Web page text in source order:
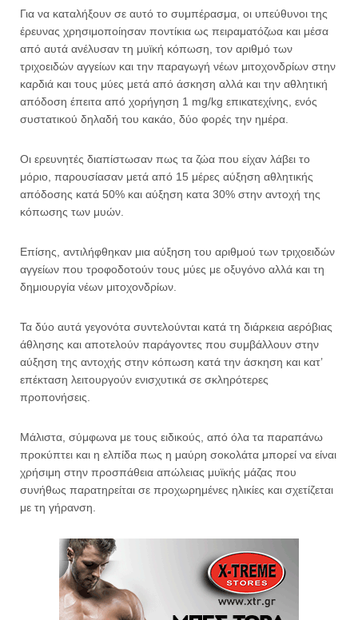
Για να καταλήξουν σε αυτό το συμπέρασμα, οι υπεύθυνοι της
έρευνας χρησιμοποίησαν ποντίκια ως πειραματόζωα και μέσα
από αυτά ανέλυσαν τη μυϊκή κόπωση, τον αριθμό των
τριχοειδών αγγείων και την παραγωγή νέων μιτοχονδρίων στην
καρδιά και τους μύες μετά από άσκηση αλλά και την αθλητική
απόδοση έπειτα από χορήγηση 1 mg/kg επικατεχίνης, ενός
συστατικού δηλαδή του κακάο, δύο φορές την ημέρα.
Οι ερευνητές διαπίστωσαν πως τα ζώα που είχαν λάβει το
μόριο, παρουσίασαν μετά από 15 μέρες αύξηση αθλητικής
απόδοσης κατά 50% και αύξηση κατα 30% στην αντοχή της
κόπωσης των μυών.
Επίσης, αντιλήφθηκαν μια αύξηση του αριθμού των τριχοειδών
αγγείων που τροφοδοτούν τους μύες με οξυγόνο αλλά και τη
δημιουργία νέων μιτοχονδρίων.
Τα δύο αυτά γεγονότα συντελούνται κατά τη διάρκεια αερόβιας
άθλησης και αποτελούν παράγοντες που συμβάλλουν στην
αύξηση της αντοχής στην κόπωση κατά την άσκηση και κατ’
επέκταση λειτουργούν ενισχυτικά σε σκληρότερες
προπονήσεις.
Μάλιστα, σύμφωνα με τους ειδικούς, από όλα τα παραπάνω
προκύπτει και η ελπίδα πως η μαύρη σοκολάτα μπορεί να είναι
χρήσιμη στην προσπάθεια απώλειας μυϊκής μάζας που
συνήθως παρατηρείται σε προχωρημένες ηλικίες και σχετίζεται
με τη γήρανση.